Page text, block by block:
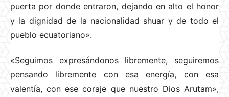
puerta por donde entraron, dejando en alto el honor
y la dignidad de la nacionalidad shuar y de todo el
pueblo ecuatoriano».
«Seguimos expresándonos libremente, seguiremos
pensando libremente con esa energía, con esa
valentía, con ese coraje que nuestro Dios Arutam»,